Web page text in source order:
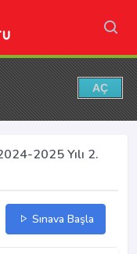
AÇ
2025 Yılı 2.
Sınava Başla